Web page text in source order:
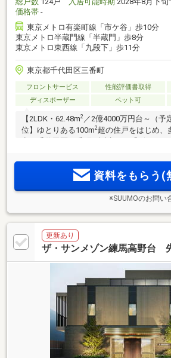
価格帯 -
東京メトロ有楽町線「市ケ谷」歩10分
東京メトロ半蔵門線「半蔵門」歩8分
東京メトロ東西線「九段下」歩11分
東京都千代田区三番町
フロントサービス 性能評価書取得
ディスポーザー
ペット可
【2LDK・62.48m2 ／2億4000万円台～（予
位】ゆとりある100m2超の住戸をはじめ、
を宿す。物件エントリー受付中。【三菱
資料をもらう(
※SUUMOのお問い
更新あり
ザ・サンメゾン練馬高野台